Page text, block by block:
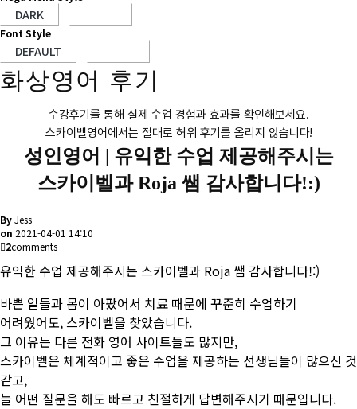
Font Style
화상영어 후기
수강후기를 통해 실제 수업 경험과 효과를 확인해보세요.
스카이벨영어에서는 절대로 허위 후기를 올리지 않습니다!
성인영어 | 유익한 수업 제공해주시는
스카이벨과 Roja 쌤 감사합니다!:)
ByJess
on 2021-04-01 14:10
2comments
유익한 수업 제공해주시는 스카이벨과 Roja 쌤 감사합니다!:)
바쁜 일들과 몸이 아팠어서 치료 때문에 꾸준히 수업하기
어려웠어도, 스카이벨을 찾았습니다.
그 이유는 다른 전화 영어 사이트들도 많지만,
스카이벨은 체계적이고 좋은 수업을 제공하는 선생님들이 많으신 것
같고,
늘 어떤 질문을 해도 빠르고 친절하게 답변해주시기 때문입니다.